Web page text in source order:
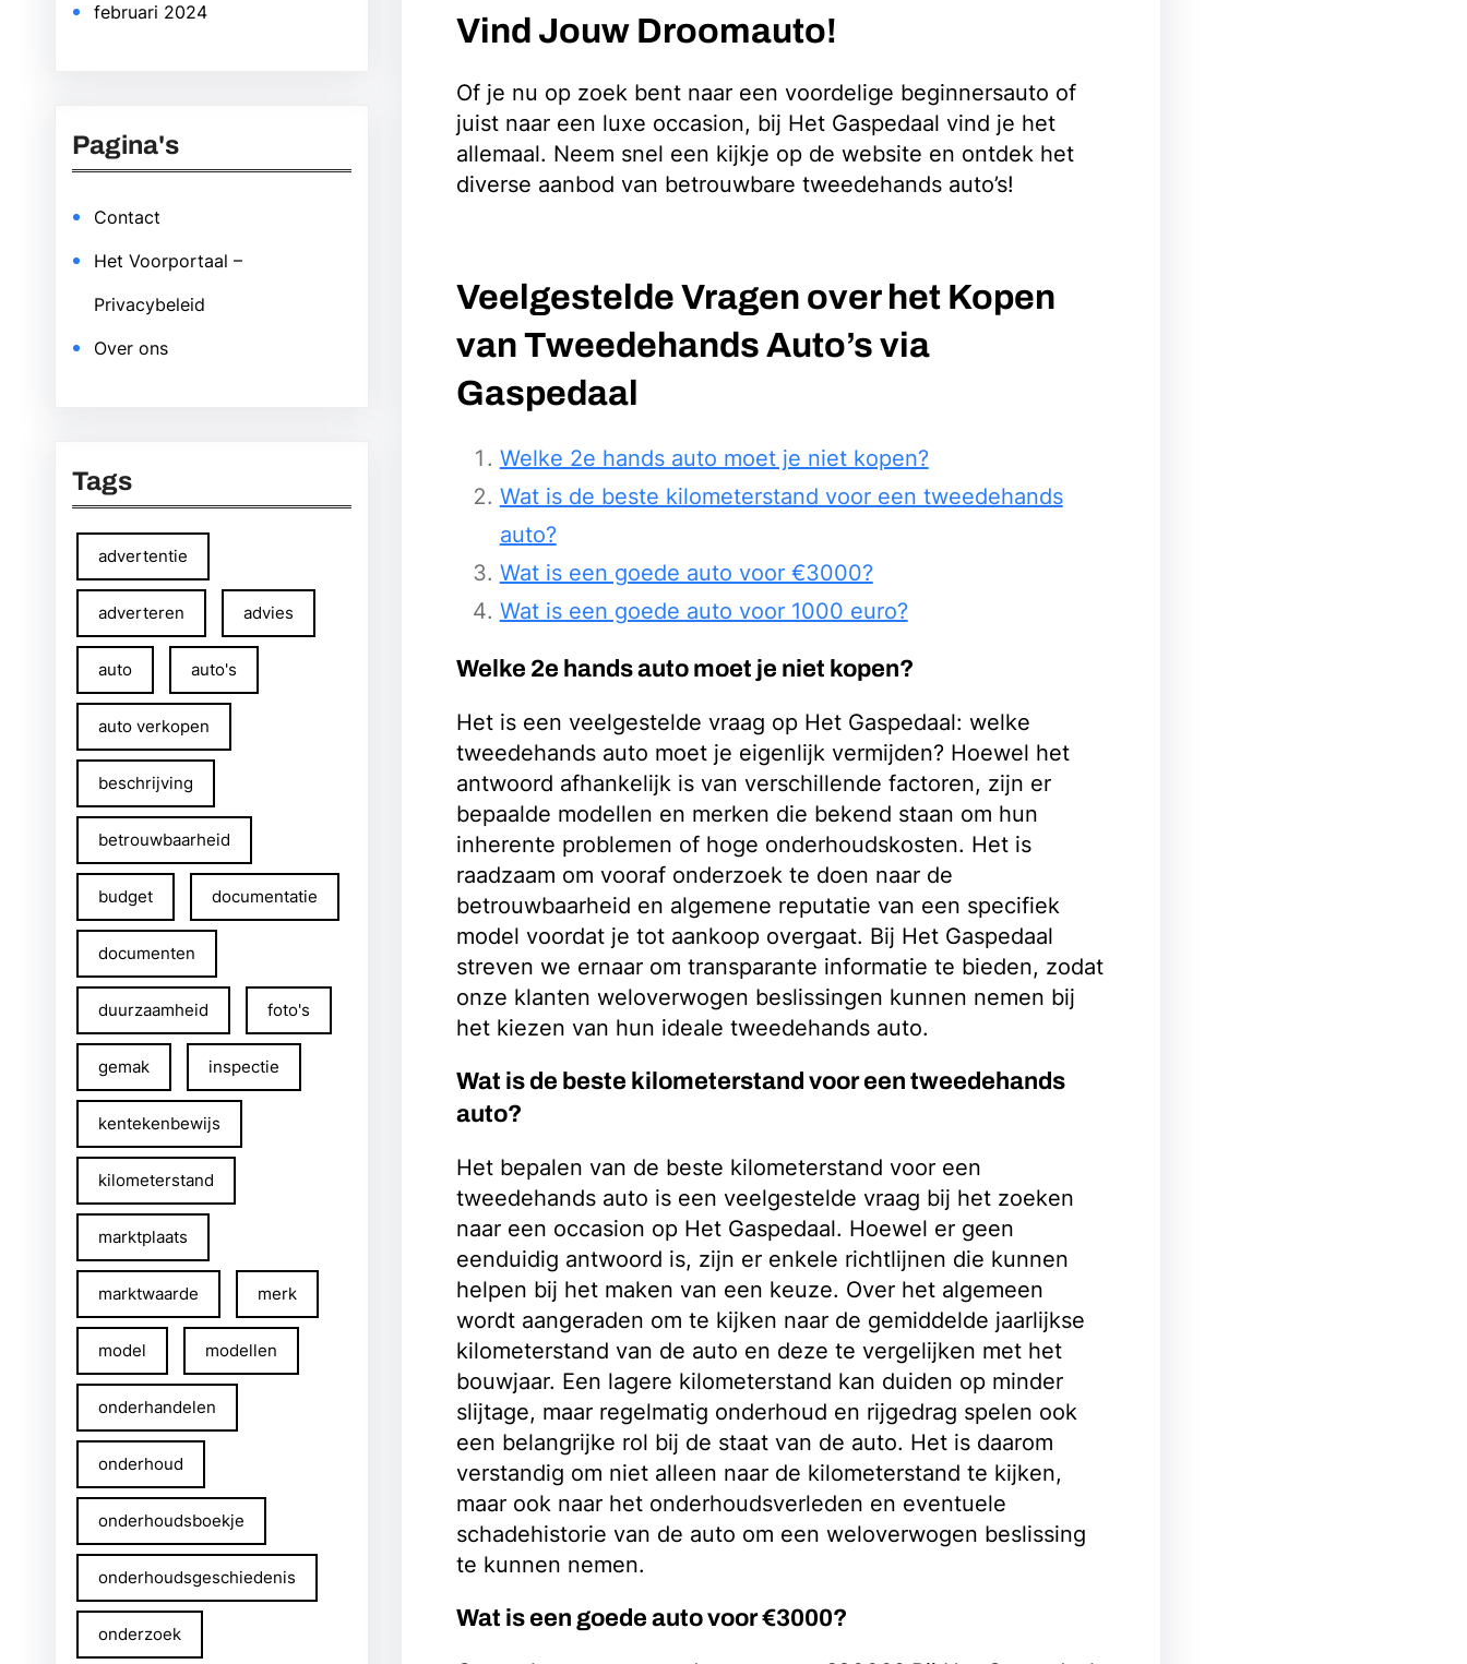
februari 2024
Pagina's
Contact
Het Voorportaal –
Privacybeleid
Over ons
Tags
advertentie
adverteren advies
auto auto's
auto verkopen
beschrijving
betrouwbaarheid
budget documentatie
documenten
duurzaamheid foto's
gemak inspectie
kentekenbewijs
kilometerstand
marktplaats
marktwaarde merk
model modellen
onderhandelen
onderhoud
onderhoudsboekje
onderhoudsgeschiedenis
onderzoek
Vind Jouw Droomauto!
Of je nu op zoek bent naar een voordelige beginnersauto of
juist naar een luxe occasion, bij Het Gaspedaal vind je het
allemaal. Neem snel een kijkje op de website en ontdek het
diverse aanbod van betrouwbare tweedehands auto’s!
Veelgestelde Vragen over het Kopen
van Tweedehands Auto’s via
Gaspedaal
Welke 2e hands auto moet je niet kopen?
Wat is de beste kilometerstand voor een tweedehands
auto?
Wat is een goede auto voor €3000?
Wat is een goede auto voor 1000 euro?
Welke 2e hands auto moet je niet kopen?
Het is een veelgestelde vraag op Het Gaspedaal: welke
tweedehands auto moet je eigenlijk vermijden? Hoewel het
antwoord afhankelijk is van verschillende factoren, zijn er
bepaalde modellen en merken die bekend staan om hun
inherente problemen of hoge onderhoudskosten. Het is
raadzaam om vooraf onderzoek te doen naar de
betrouwbaarheid en algemene reputatie van een specifiek
model voordat je tot aankoop overgaat. Bij Het Gaspedaal
streven we ernaar om transparante informatie te bieden, zodat
onze klanten weloverwogen beslissingen kunnen nemen bij
het kiezen van hun ideale tweedehands auto.
Wat is de beste kilometerstand voor een tweedehands
auto?
Het bepalen van de beste kilometerstand voor een
tweedehands auto is een veelgestelde vraag bij het zoeken
naar een occasion op Het Gaspedaal. Hoewel er geen
eenduidig antwoord is, zijn er enkele richtlijnen die kunnen
helpen bij het maken van een keuze. Over het algemeen
wordt aangeraden om te kijken naar de gemiddelde jaarlijkse
kilometerstand van de auto en deze te vergelijken met het
bouwjaar. Een lagere kilometerstand kan duiden op minder
slijtage, maar regelmatig onderhoud en rijgedrag spelen ook
een belangrijke rol bij de staat van de auto. Het is daarom
verstandig om niet alleen naar de kilometerstand te kijken,
maar ook naar het onderhoudsverleden en eventuele
schadehistorie van de auto om een weloverwogen beslissing
te kunnen nemen.
Wat is een goede auto voor €3000?